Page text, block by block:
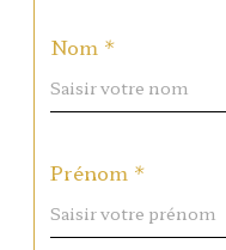
Nom *
Prénom *